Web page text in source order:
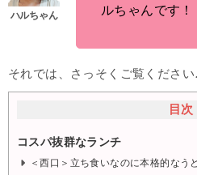
ルちゃんです！
それでは、さっそくご覧ください
目次
コスパ抜群なランチ
＜西口＞立ち食いなのに本格的なう